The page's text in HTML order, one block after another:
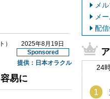
）
2025年8月19日
Sponsored
提供： 日本オラクル
易に
メ
メ
配信
24
1